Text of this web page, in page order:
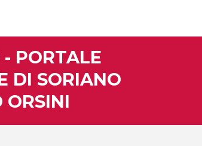
PORTALE
DI SORIANO
ORSINI